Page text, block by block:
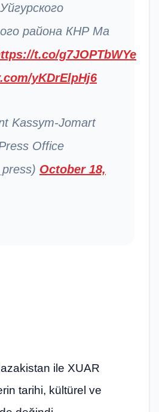
района КНР Ма
t.co/g7JOPTbWYe
yKDrElpHj6
Kassym-Jomart
Office
October 18,
ile XUAR
tarihi, kültürel ve